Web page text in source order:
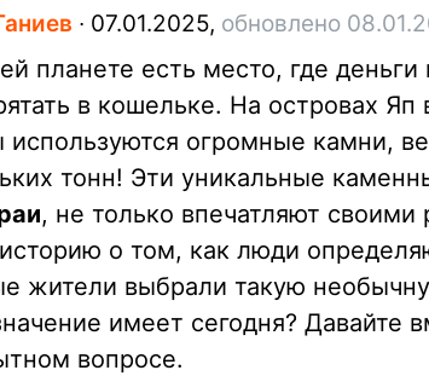
∙ 07.01.2025, обновлено
планете есть место, где
в кошельке. На островах Яп
используются огромные камни,
тонн! Эти уникальные
, не только впечатляют
о том, как люди
жители выбрали такую
имеет сегодня? Давайте
вопросе.